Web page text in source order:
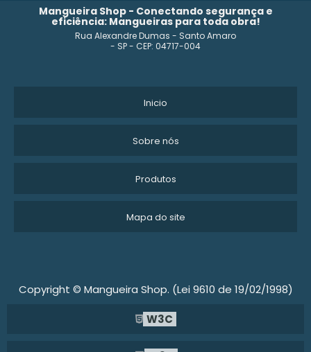
MANGUEIRAS TERMOPLÁSTICAS
MANGUEIRA MICRO PERFURADA PARA IRRIGAÇÃO
MANGUEIRA DE BORRACHA PARA ÁGUA
MANGUEIRA DE BORRACHA PARA COMPRESSOR
MANGUEIRA PRETA FLEXÍVEL PARA CONSTRUÇÃO
Mangueira Shop - Conectando segurança e
eficiência: Mangueiras para toda obra!
Rua Alexandre Dumas - Santo Amaro
- SP - CEP: 04717-004
Inicio
Sobre nós
Produtos
Mapa do site
Copyright © Mangueira Shop. (Lei 9610 de 19/02/1998)
W3C